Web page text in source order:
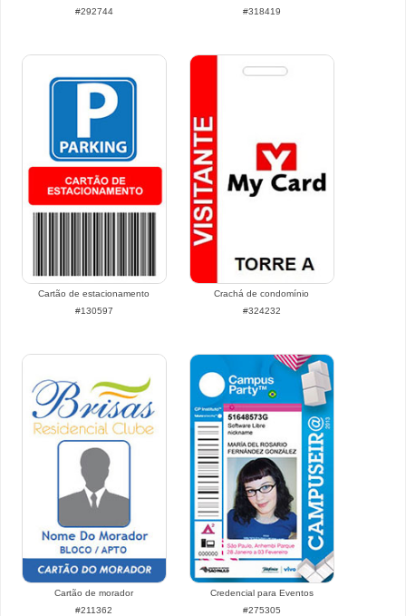
#292744
#318419
Cartão de estacionamento
#130597
Crachá de condomínio
#324232
Cartão de morador
#211362
Credencial para Eventos
#275305